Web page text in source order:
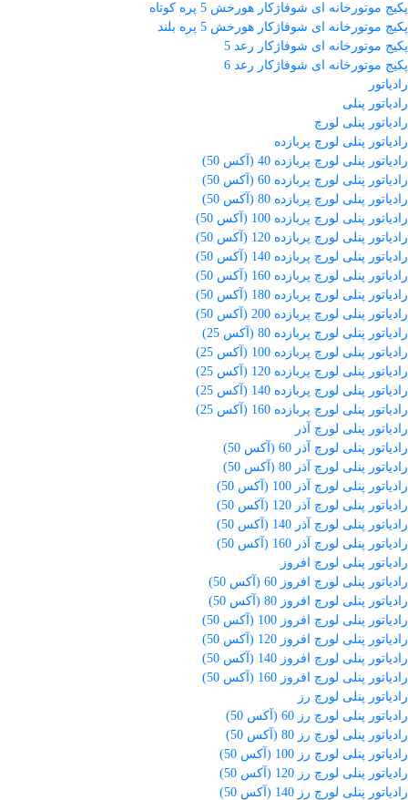
پکیج موتورخانه ای شوفاژکار هورخش 5 پره کوتاه
پکیج موتورخانه ای شوفاژکار هورخش 5 پره بلند
پکیج موتورخانه ای شوفاژکار رعد 5
پکیج موتورخانه ای شوفاژکار رعد 6
رادیاتور
رادیاتور پنلی
رادیاتور پنلی لورچ
رادیاتور پنلی لورچ پربازده
رادیاتور پنلی لورچ پربازده 40 (آکس 50)
رادیاتور پنلی لورچ پربازده 60 (آکس 50)
رادیاتور پنلی لورچ پربازده 80 (آکس 50)
رادیاتور پنلی لورچ پربازده 100 (آکس 50)
رادیاتور پنلی لورچ پربازده 120 (آکس 50)
رادیاتور پنلی لورچ پربازده 140 (آکس 50)
رادیاتور پنلی لورچ پربازده 160 (آکس 50)
رادیاتور پنلی لورچ پربازده 180 (آکس 50)
رادیاتور پنلی لورچ پربازده 200 (آکس 50)
رادیاتور پنلی لورچ پربازده 80 (آکس 25)
رادیاتور پنلی لورچ پربازده 100 (آکس 25)
رادیاتور پنلی لورچ پربازده 120 (آکس 25)
رادیاتور پنلی لورچ پربازده 140 (آکس 25)
رادیاتور پنلی لورچ پربازده 160 (آکس 25)
رادیاتور پنلی لورچ آذر
رادیاتور پنلی لورچ آذر 60 (آکس 50)
رادیاتور پنلی لورچ آذر 80 (آکس 50)
رادیاتور پنلی لورچ آذر 100 (آکس 50)
رادیاتور پنلی لورچ آذر 120 (آکس 50)
رادیاتور پنلی لورچ آذر 140 (آکس 50)
رادیاتور پنلی لورچ آذر 160 (آکس 50)
رادیاتور پنلی لورچ افروز
رادیاتور پنلی لورچ افروز 60 (آکس 50)
رادیاتور پنلی لورچ افروز 80 (آکس 50)
رادیاتور پنلی لورچ افروز 100 (آکس 50)
رادیاتور پنلی لورچ افروز 120 (آکس 50)
رادیاتور پنلی لورچ افروز 140 (آکس 50)
رادیاتور پنلی لورچ افروز 160 (آکس 50)
رادیاتور پنلی لورچ رز
رادیاتور پنلی لورچ رز 60 (آکس 50)
رادیاتور پنلی لورچ رز 80 (آکس 50)
رادیاتور پنلی لورچ رز 100 (آکس 50)
رادیاتور پنلی لورچ رز 120 (آکس 50)
رادیاتور پنلی لورچ رز 140 (آکس 50)